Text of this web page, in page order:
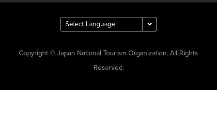
Copyright © Japan National Tourism Organization. All Rights
Reserved.